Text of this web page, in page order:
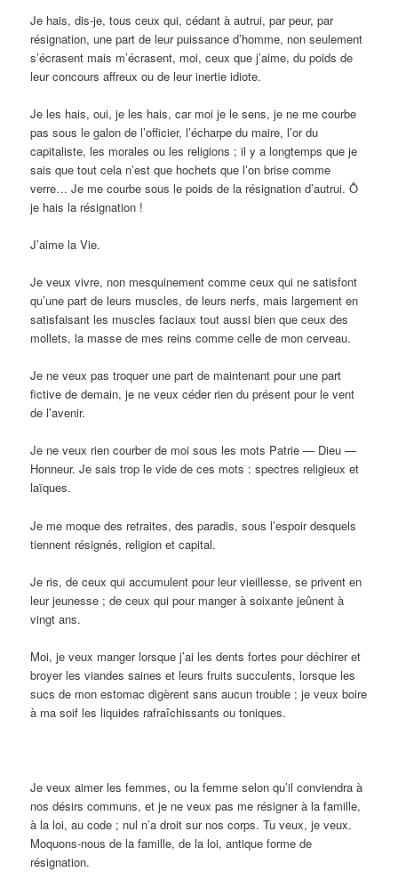
Je hais, dis-je, tous ceux qui, cédant à autrui, par peur, par
résignation, une part de leur puissance d’homme, non seulement
s’écrasent mais m’écrasent, moi, ceux que j’aime, du poids de
leur concours affreux ou de leur inertie idiote.
Je les hais, oui, je les hais, car moi je le sens, je ne me courbe
pas sous le galon de l’officier, l’écharpe du maire, l’or du
capitaliste, les morales ou les religions ; il y a longtemps que je
sais que tout cela n’est que hochets que l’on brise comme
verre… Je me courbe sous le poids de la résignation d’autrui. Ô
je hais la résignation !
J’aime la Vie.
Je veux vivre, non mesquinement comme ceux qui ne satisfont
qu’une part de leurs muscles, de leurs nerfs, mais largement en
satisfaisant les muscles faciaux tout aussi bien que ceux des
mollets, la masse de mes reins comme celle de mon cerveau.
Je ne veux pas troquer une part de maintenant pour une part
fictive de demain, je ne veux céder rien du présent pour le vent
de l’avenir.
Je ne veux rien courber de moi sous les mots Patrie — Dieu —
Honneur. Je sais trop le vide de ces mots : spectres religieux et
laïques.
Je me moque des retraites, des paradis, sous l’espoir desquels
tiennent résignés, religion et capital.
Je ris, de ceux qui accumulent pour leur vieillesse, se privent en
leur jeunesse ; de ceux qui pour manger à soixante jeûnent à
vingt ans.
Moi, je veux manger lorsque j’ai les dents fortes pour déchirer et
broyer les viandes saines et leurs fruits succulents, lorsque les
sucs de mon estomac digèrent sans aucun trouble ; je veux boire
à ma soif les liquides rafraîchissants ou toniques.
Je veux aimer les femmes, ou la femme selon qu’il conviendra à
nos désirs communs, et je ne veux pas me résigner à la famille,
à la loi, au code ; nul n’a droit sur nos corps. Tu veux, je veux.
Moquons-nous de la famille, de la loi, antique forme de
résignation.